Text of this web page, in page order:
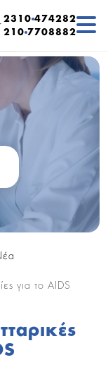
τη γλώσσα
2310 474282
210 7708882
για το AIDS